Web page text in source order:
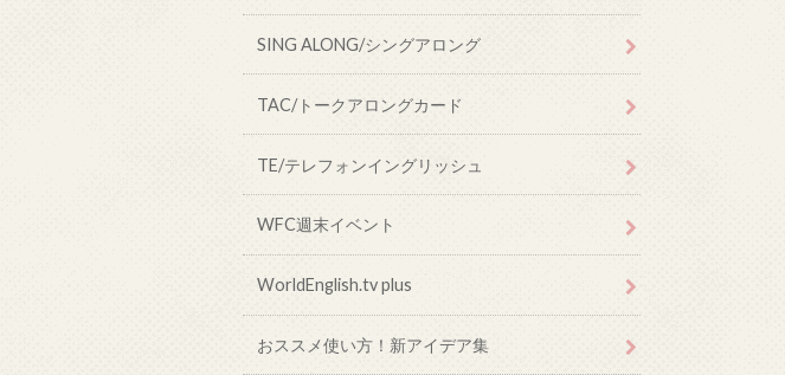
SING ALONG/シングアロング
TAC/トークアロングカード
TE/テレフォンイングリッシュ
WFC週末イベント
WorldEnglish.tv plus
おススメ使い方！新アイデア集